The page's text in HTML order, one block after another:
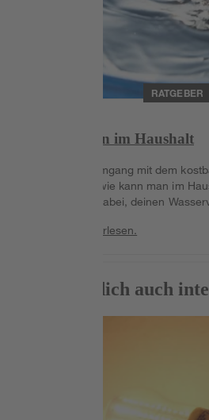
RATGEBER
Wasser sparen im Haushalt
Ein bewusster Umgang mit dem
wichtiger. Doch wie kann man im
Tipps helfen dir dabei, deinen
Weiterlesen.
Das könnte dich auch